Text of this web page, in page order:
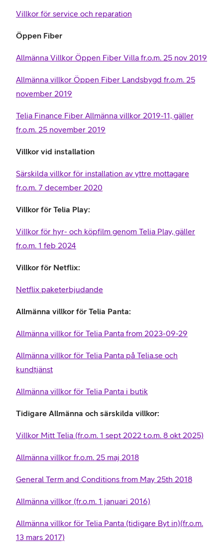
Villkor för service och reparation
Öppen Fiber
Allmänna Villkor Öppen Fiber Villa fr.o.m. 25 nov 2019
Allmänna villkor Öppen Fiber Landsbygd fr.o.m. 25
november 2019
Telia Finance Fiber Allmänna villkor 2019-11, gäller
fr.o.m. 25 november 2019
Villkor vid installation
Särskilda villkor för installation av yttre mottagare
fr.o.m. 7 december 2020
Villkor för Telia Play:
Villkor för hyr- och köpfilm genom Telia Play, gäller
fr.o.m. 1 feb 2024
Villkor för Netflix:
Netflix paketerbjudande
Allmänna villkor för Telia Panta:
Allmänna villkor för Telia Panta from 2023-09-29
Allmänna villkor för Telia Panta på Telia.se och
kundtjänst
Allmänna villkor för Telia Panta i butik
Tidigare Allmänna och särskilda villkor:
Villkor Mitt Telia (fr.o.m. 1 sept 2022 t.o.m. 8 okt 2025)
Allmänna villkor fr.o.m. 25 maj 2018
General Term and Conditions from May 25th 2018
Allmänna villkor (fr.o.m. 1 januari 2016)
Allmänna villkor för Telia Panta (tidigare Byt in)(fr.o.m.
13 mars 2017)